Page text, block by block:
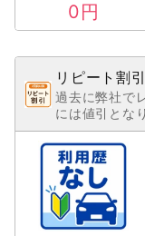
0円
リピート割引
過去に弊社で
には値引とな